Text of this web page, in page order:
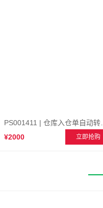
¥2000
立即抢购